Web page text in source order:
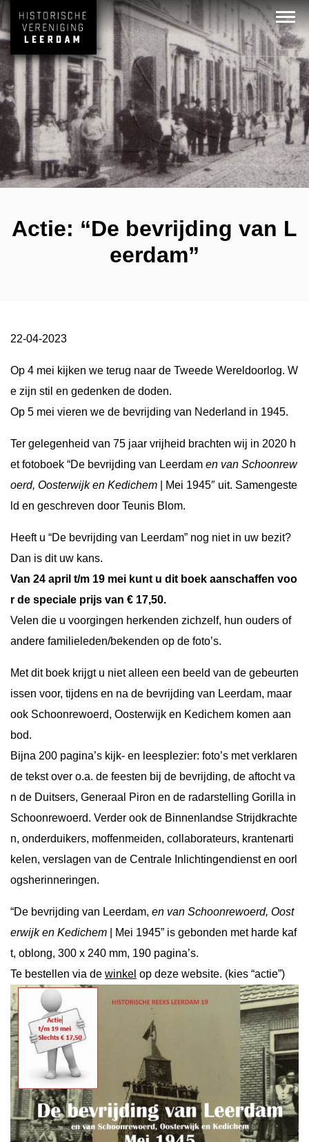
Actie: “De bevrijding van L
eerdam”
22-04-2023
Op 4 mei kijken we terug naar de Tweede Wereldoorlog. W
e zijn stil en gedenken de doden.
Op 5 mei vieren we de bevrijding van Nederland in 1945.
Ter gelegenheid van 75 jaar vrijheid brachten wij in 2020 h
et fotoboek “De bevrijding van Leerdam en van Schoonrew
oerd, Oosterwijk en Kedichem | Mei 1945″ uit. Samengeste
ld en geschreven door Teunis Blom.
Heeft u “De bevrijding van Leerdam” nog niet in uw bezit?
Dan is dit uw kans.
Van 24 april t/m 19 mei kunt u dit boek aanschaffen voo
r de speciale prijs van € 17,50.
Velen die u voorgingen herkenden zichzelf, hun ouders of
andere familieleden/bekenden op de foto’s.
Met dit boek krijgt u niet alleen een beeld van de gebeurten
issen voor, tijdens en na de bevrijding van Leerdam, maar
ook Schoonrewoerd, Oosterwijk en Kedichem komen aan
bod.
Bijna 200 pagina’s kijk- en leesplezier: foto’s met verklaren
de tekst over o.a. de feesten bij de bevrijding, de aftocht va
n de Duitsers, Generaal Piron en de radarstelling Gorilla in
Schoonrewoerd. Verder ook de Binnenlandse Strijdkrachte
n, onderduikers, moffenmeiden, collaborateurs, krantenarti
kelen, verslagen van de Centrale Inlichtingendienst en oorl
ogsherinneringen.
“De bevrijding van Leerdam, en van Schoonrewoerd, Oost
erwijk en Kedichem | Mei 1945” is gebonden met harde kaf
t, oblong, 300 x 240 mm, 190 pagina’s.
Te bestellen via de winkel op deze website. (kies “actie”)